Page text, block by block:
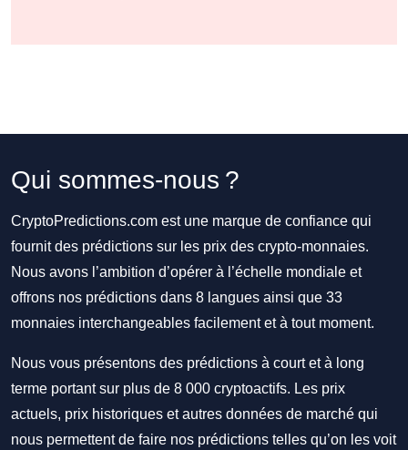
Qui sommes-nous ?
CryptoPredictions.com est une marque de confiance qui
fournit des prédictions sur les prix des crypto-monnaies.
Nous avons l’ambition d’opérer à l’échelle mondiale et
offrons nos prédictions dans 8 langues ainsi que 33
monnaies interchangeables facilement et à tout moment.
Nous vous présentons des prédictions à court et à long
terme portant sur plus de 8 000 cryptoactifs. Les prix
actuels, prix historiques et autres données de marché qui
nous permettent de faire nos prédictions telles qu’on les voit